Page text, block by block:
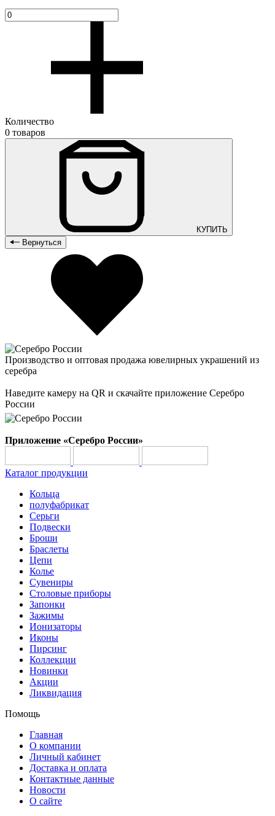
Количество
0 товаров
КУПИТЬ
Вернуться
Производство и оптовая продажа ювелирных украшений из
серебра
Наведите камеру на QR и скачайте приложение Серебро
России
Приложение «Серебро России»
Каталог продукции
Кольца
полуфабрикат
Серьги
Подвески
Броши
Браслеты
Цепи
Колье
Сувениры
Столовые приборы
Запонки
Зажимы
Ионизаторы
Иконы
Пирсинг
Коллекции
Новинки
Акции
Ликвидация
Помощь
Главная
О компании
Личный кабинет
Доставка и оплата
Контактные данные
Новости
О сайте